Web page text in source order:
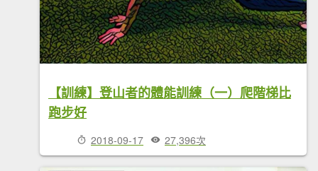
【訓練】登山者的體能訓練（一）爬階梯比
跑步好
2018-09-17 27,396次